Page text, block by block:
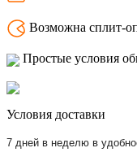
Возможна сплит-
Простые условия
Условия доставки
7 дней в неделю в